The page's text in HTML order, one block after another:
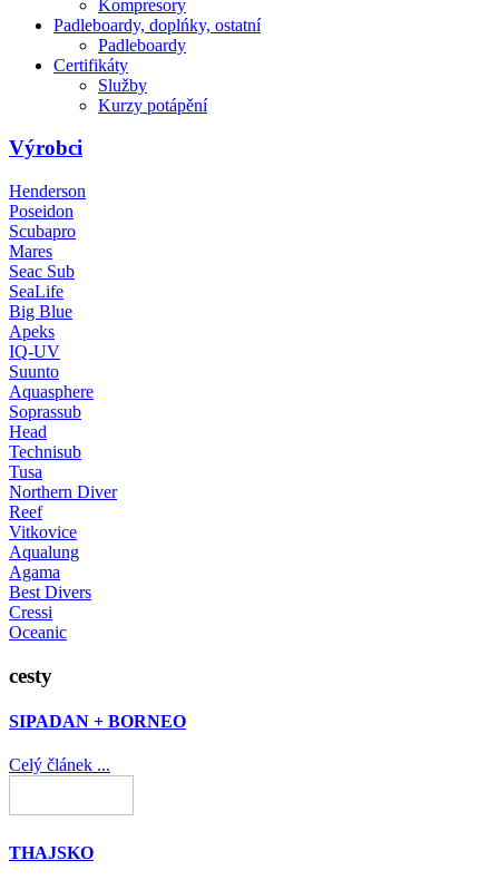
Kompresory
Padleboardy, doplńky, ostatní
Padleboardy
Certifikáty
Služby
Kurzy potápění
Výrobci
Henderson
Poseidon
Scubapro
Mares
Seac Sub
SeaLife
Big Blue
Apeks
IQ-UV
Suunto
Aquasphere
Soprassub
Head
Technisub
Tusa
Northern Diver
Reef
Vitkovice
Aqualung
Agama
Best Divers
Cressi
Oceanic
cesty
SIPADAN + BORNEO
Celý článek ...
THAJSKO